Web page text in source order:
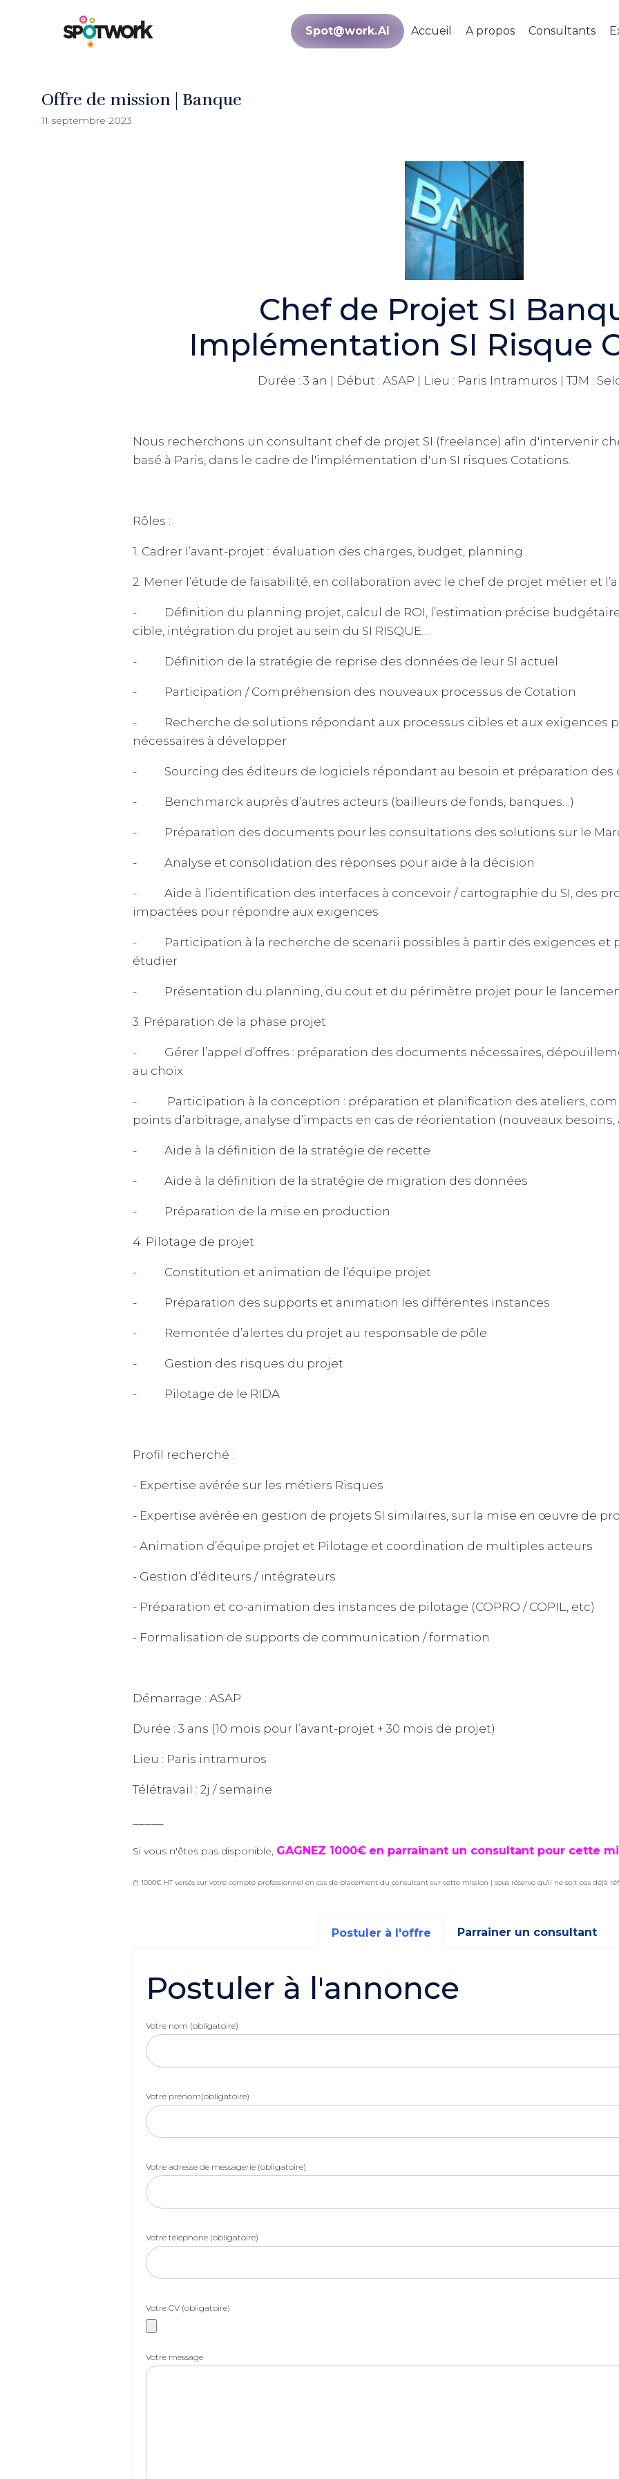
Spot@work.AI Accueil A propos Consultants
Offre de mission | Banque
11 septembre 2023
Chef de Projet SI
Implémentation SI Risque
Durée : 3 an | Début : ASAP | Lieu : Paris Intramuros | TJM :
Nous recherchons un consultant chef de projet SI (freelance) afin d'intervenir
basé à Paris, dans le cadre de l'implémentation d'un SI risques Cotations.
Rôles :
1. Cadrer l’avant-projet : évaluation des charges, budget, planning
2. Mener l’étude de faisabilité, en collaboration avec le chef de projet métier et
- Définition du planning projet, calcul de ROI, l’estimation précise
cible, intégration du projet au sein du SI RISQUE…
- Définition de la stratégie de reprise des données de leur SI actuel
- Participation / Compréhension des nouveaux processus de Cotation
- Recherche de solutions répondant aux processus cibles et aux exigences
nécessaires à développer
- Sourcing des éditeurs de logiciels répondant au besoin et préparation des
- Benchmarck auprès d’autres acteurs (bailleurs de fonds, banques…)
- Préparation des documents pour les consultations des solutions sur le
- Analyse et consolidation des réponses pour aide à la décision
- Aide à l’identification des interfaces à concevoir / cartographie du SI, des
impactées pour répondre aux exigences
- Participation à la recherche de scenarii possibles à partir des exigences et
étudier
- Présentation du planning, du cout et du périmètre projet pour le
3. Préparation de la phase projet
- Gérer l’appel d’offres : préparation des documents nécessaires,
au choix
- Participation à la conception : préparation et planification des ateliers,
points d’arbitrage, analyse d’impacts en cas de réorientation (nouveaux besoins,
- Aide à la définition de la stratégie de recette
- Aide à la définition de la stratégie de migration des données
- Préparation de la mise en production
4. Pilotage de projet
- Constitution et animation de l’équipe projet
- Préparation des supports et animation les différentes instances
- Remontée d’alertes du projet au responsable de pôle
- Gestion des risques du projet
- Pilotage de le RIDA
Profil recherché :
- Expertise avérée sur les métiers Risques
- Expertise avérée en gestion de projets SI similaires, sur la mise en œuvre de
- Animation d’équipe projet et Pilotage et coordination de multiples acteurs
- Gestion d’éditeurs / intégrateurs
- Préparation et co-animation des instances de pilotage (COPRO / COPIL, etc)
- Formalisation de supports de communication / formation
Démarrage : ASAP
Durée : 3 ans (10 mois pour l’avant-projet + 30 mois de projet)
Lieu : Paris intramuros
Télétravail : 2j / semaine
Si vous n'êtes pas disponible, GAGNEZ 1000€ en parrainant un consultant pour cette
(*) 1000€ HT versés sur votre compte professionnel en cas de placement du consultant sur cette mission | sous réserve qu'il ne soit pas déjà
Postuler à l'offre Parrainer un consultant
Postuler à l'annonce
Votre nom (obligatoire)
Votre prénom(obligatoire)
Votre adresse de messagerie (obligatoire)
Votre téléphone (obligatoire)
Votre CV (obligatoire)
Votre message